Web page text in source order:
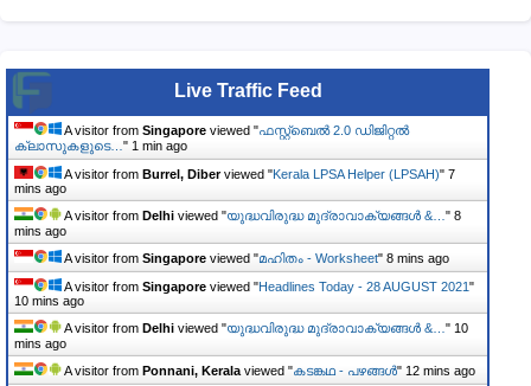
Live Traffic Feed
A visitor from Singapore viewed "ഫസ്റ്റ്ബെല്‍ 2.0 ഡിജിറ്റല്‍
ക്ലാസുകളുടെ… " 1 min ago
A visitor from Burrel, Diberviewed "Kerala LPSA Helper (LPSAH)" 7
mins ago
A visitor from Delhi viewed "യുദ്ധവിരുദ്ധ മുദ്രാവാക്യങ്ങൾ &… " 8
mins ago
A visitor from Singapore viewed "മഹിതം - Worksheet" 8 mins ago
A visitor from Singapore viewed "Headlines Today - 28 AUGUST 2021 "
10 mins ago
A visitor from Delhi viewed "യുദ്ധവിരുദ്ധ മുദ്രാവാക്യങ്ങൾ &… " 10
mins ago
A visitor from Ponnani, Kerala viewed "കടങ്കഥ - പഴങ്ങൾ" 12 mins ago